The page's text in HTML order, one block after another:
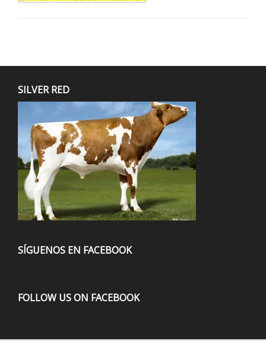
SILVER RED
SÍGUENOS EN FACEBOOK
FOLLOW US ON FACEBOOK